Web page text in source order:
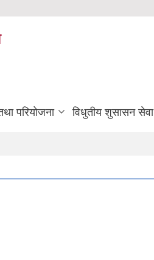
परियोजना विधुतीय शुसासन सेवा